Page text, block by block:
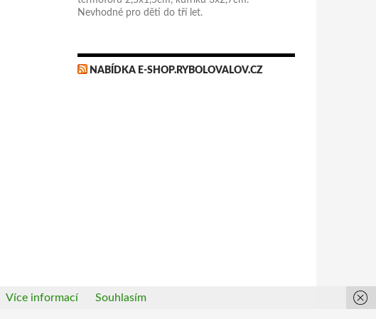
Nevhodné pro děti do tří let.
NABÍDKA E-SHOP.RYBOLOVALOV.CZ
Více informací Souhlasím